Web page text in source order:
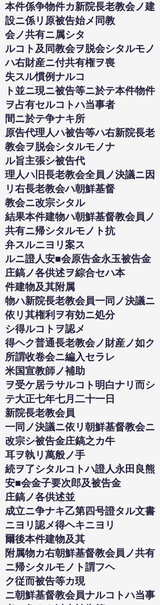
本件係争物件カ新院長老教会ノ建
設ニ係リ原被告始メ同教
会ノ共有ニ属シタ
ルコト及同教会ヲ脱会シタルモノ
ハ右財産ニ付共有権ヲ喪
失スル慣例ナルコ
ト並ニ現ニ被告等ニ於テ本件物件
ヲ占有セルコトハ当事者
間ニ於テ争ナキ所
原告代理人ハ被告等ハ右新院長老
教会ヲ脱会シタルモノナ
ル旨主張シ被告代
理人ハ旧長老教会全員ノ決議ニ因
リ右長老教会ハ朝鮮基督
教会ニ改宗シタル
結果本件建物ハ朝鮮基督教会員ノ
共有ニ帰シタルモノト抗
弁スルニヨリ案ス
ルニ證人安■会原告金永玉被告金
庄鎬ノ各供述ヲ綜合セハ本
件建物及其附属
物ハ新院長老教会員一同ノ決議ニ
依リ其権利ヲ有効ニ処分
シ得ルコトヲ認メ
得ヘク普通長老教会ノ財産ノ如ク
所謂收卷会ニ編入セラレ
米国宣教師ノ補助
ヲ受ケ居ラサルコト明白ナリ而シ
テ大正七年七月二十一日
新院長老教会員
一同ノ決議ニ依リ朝鮮基督教会ニ
改宗シ被告金庄鎬之カ牛
耳ヲ執リ萬般ノ手
続ヲ了シタルコトハ證人永田良熊
安■会金子要次郎及被告金
庄鎬ノ各供述並
成立ニ争ナキ乙第四号證タル文書
ニヨリ認メ得ヘキニヨリ
爾後本件建物及其
附属物カ右朝鮮基督教会員ノ共有
ニ帰シタルモノト謂フヘ
ク従而被告等カ現
ニ朝鮮基督教会員ナルコトハ当事